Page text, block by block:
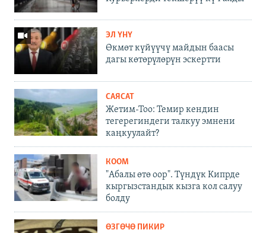
ЭЛ ҮНҮ
Өкмөт күйүүчү майдын баасы
дагы көтөрүлөрүн эскертти
САЯСАТ
Жетим-Тоо: Темир кендин
тегерегиндеги талкуу эмнени
каңкуулайт?
КООМ
"Абалы өтө оор". Түндүк Кипрде
кыргызстандык кызга кол салуу
болду
ӨЗГӨЧӨ ПИКИР